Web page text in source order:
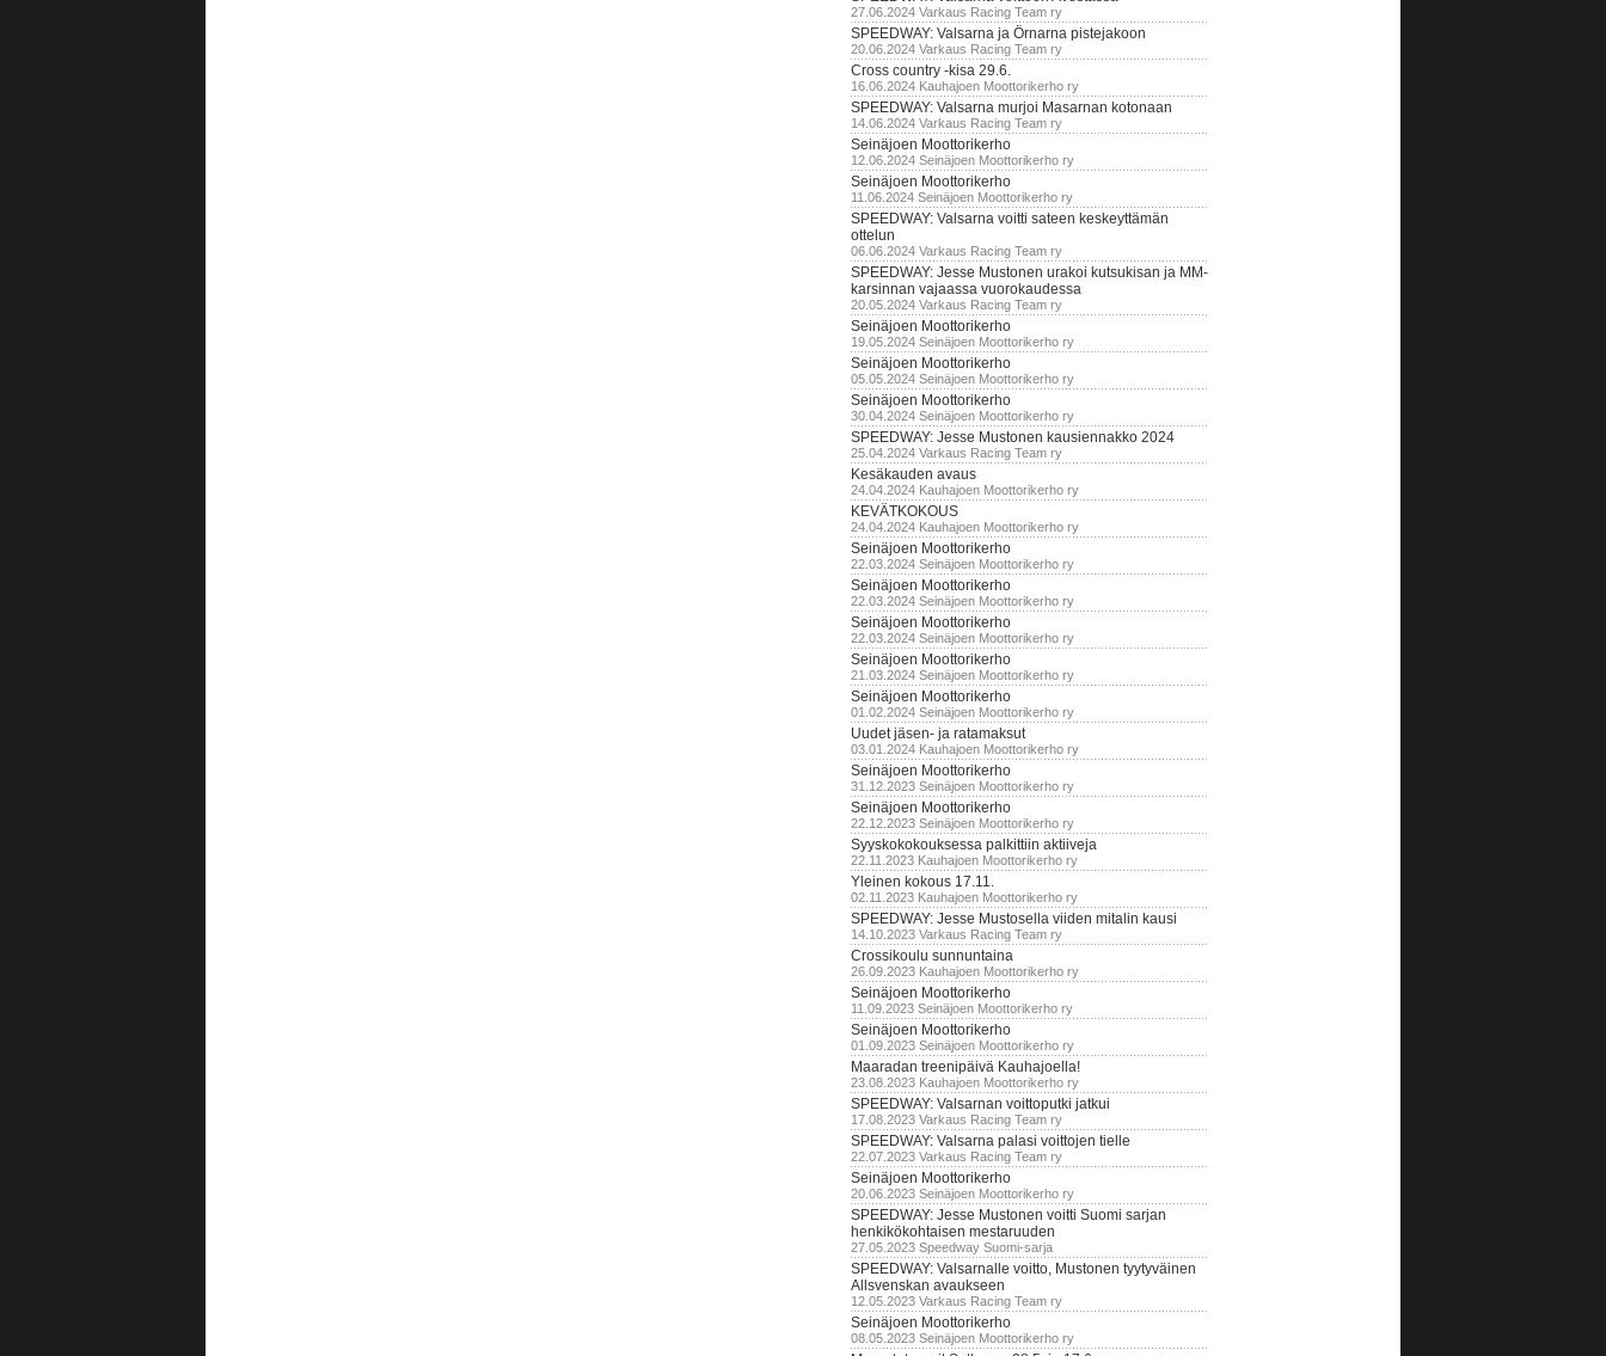
27.06.2024 Varkaus Racing Team ry
SPEEDWAY: Valsarna ja Örnarna pistejakoon
20.06.2024 Varkaus Racing Team ry
Cross country -kisa 29.6.
16.06.2024 Kauhajoen Moottorikerho ry
SPEEDWAY: Valsarna murjoi Masarnan kotonaan
14.06.2024 Varkaus Racing Team ry
Seinäjoen Moottorikerho
12.06.2024 Seinäjoen Moottorikerho ry
Seinäjoen Moottorikerho
11.06.2024 Seinäjoen Moottorikerho ry
SPEEDWAY: Valsarna voitti sateen keskeyttämän
ottelun
06.06.2024 Varkaus Racing Team ry
SPEEDWAY: Jesse Mustonen urakoi kutsukisan ja MM-
karsinnan vajaassa vuorokaudessa
20.05.2024 Varkaus Racing Team ry
Seinäjoen Moottorikerho
19.05.2024 Seinäjoen Moottorikerho ry
Seinäjoen Moottorikerho
05.05.2024 Seinäjoen Moottorikerho ry
Seinäjoen Moottorikerho
30.04.2024 Seinäjoen Moottorikerho ry
SPEEDWAY: Jesse Mustonen kausiennakko 2024
25.04.2024 Varkaus Racing Team ry
Kesäkauden avaus
24.04.2024 Kauhajoen Moottorikerho ry
KEVÄTKOKOUS
24.04.2024 Kauhajoen Moottorikerho ry
Seinäjoen Moottorikerho
22.03.2024 Seinäjoen Moottorikerho ry
Seinäjoen Moottorikerho
22.03.2024 Seinäjoen Moottorikerho ry
Seinäjoen Moottorikerho
22.03.2024 Seinäjoen Moottorikerho ry
Seinäjoen Moottorikerho
21.03.2024 Seinäjoen Moottorikerho ry
Seinäjoen Moottorikerho
01.02.2024 Seinäjoen Moottorikerho ry
Uudet jäsen- ja ratamaksut
03.01.2024 Kauhajoen Moottorikerho ry
Seinäjoen Moottorikerho
31.12.2023 Seinäjoen Moottorikerho ry
Seinäjoen Moottorikerho
22.12.2023 Seinäjoen Moottorikerho ry
Syyskokokouksessa palkittiin aktiiveja
22.11.2023 Kauhajoen Moottorikerho ry
Yleinen kokous 17.11.
02.11.2023 Kauhajoen Moottorikerho ry
SPEEDWAY: Jesse Mustosella viiden mitalin kausi
14.10.2023 Varkaus Racing Team ry
Crossikoulu sunnuntaina
26.09.2023 Kauhajoen Moottorikerho ry
Seinäjoen Moottorikerho
11.09.2023 Seinäjoen Moottorikerho ry
Seinäjoen Moottorikerho
01.09.2023 Seinäjoen Moottorikerho ry
Maaradan treenipäivä Kauhajoella!
23.08.2023 Kauhajoen Moottorikerho ry
SPEEDWAY: Valsarnan voittoputki jatkui
17.08.2023 Varkaus Racing Team ry
SPEEDWAY: Valsarna palasi voittojen tielle
22.07.2023 Varkaus Racing Team ry
Seinäjoen Moottorikerho
20.06.2023 Seinäjoen Moottorikerho ry
SPEEDWAY: Jesse Mustonen voitti Suomi sarjan
henkikökohtaisen mestaruuden
27.05.2023 Speedway Suomi-sarja
SPEEDWAY: Valsarnalle voitto, Mustonen tyytyväinen
Allsvenskan avaukseen
12.05.2023 Varkaus Racing Team ry
Seinäjoen Moottorikerho
08.05.2023 Seinäjoen Moottorikerho ry